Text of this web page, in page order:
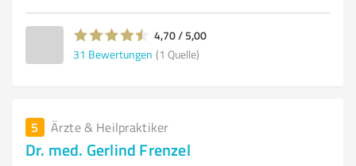
4,70 / 5,00
31 Bewertungen (1 Quelle)
5 Ärzte & Heilpraktiker
Dr. med. Gerlind Frenzel